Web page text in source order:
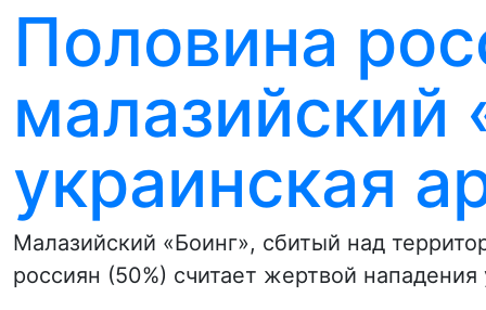
Половина
малазийский
украинская
Малазийский «Боинг», сбитый над
россиян (50%) считает жертвой